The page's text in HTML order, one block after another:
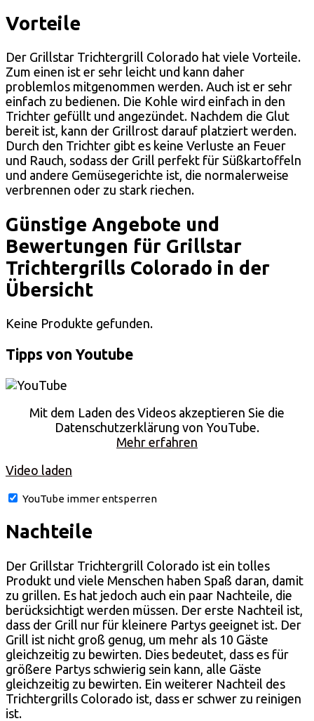
Vorteile
Der Grillstar Trichtergrill Colorado hat viele Vorteile.
Zum einen ist er sehr leicht und kann daher
problemlos mitgenommen werden. Auch ist er sehr
einfach zu bedienen. Die Kohle wird einfach in den
Trichter gefüllt und angezündet. Nachdem die Glut
bereit ist, kann der Grillrost darauf platziert werden.
Durch den Trichter gibt es keine Verluste an Feuer
und Rauch, sodass der Grill perfekt für Süßkartoffeln
und andere Gemüsegerichte ist, die normalerweise
verbrennen oder zu stark riechen.
Günstige Angebote und
Bewertungen für Grillstar
Trichtergrills Colorado in der
Übersicht
Keine Produkte gefunden.
Tipps von Youtube
Mit dem Laden des Videos akzeptieren Sie die
Datenschutzerklärung von YouTube.
Mehr erfahren
Video laden
YouTube immer entsperren
Nachteile
Der Grillstar Trichtergrill Colorado ist ein tolles
Produkt und viele Menschen haben Spaß daran, damit
zu grillen. Es hat jedoch auch ein paar Nachteile, die
berücksichtigt werden müssen. Der erste Nachteil ist,
dass der Grill nur für kleinere Partys geeignet ist. Der
Grill ist nicht groß genug, um mehr als 10 Gäste
gleichzeitig zu bewirten. Dies bedeutet, dass es für
größere Partys schwierig sein kann, alle Gäste
gleichzeitig zu bewirten. Ein weiterer Nachteil des
Trichtergrills Colorado ist, dass er schwer zu reinigen
ist.